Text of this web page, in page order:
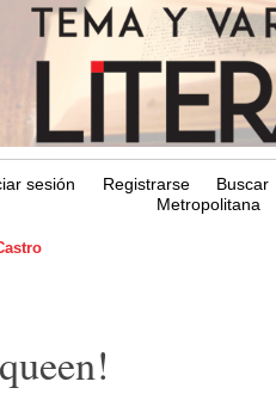
sesión Registrarse
Buscar
Metropolitana